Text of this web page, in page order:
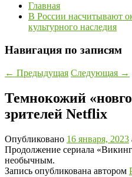
Главная
В России насчитывают
культурного наследия
Навигация по записям
← Предыдущая Следующая →
Темнокожий
зрителей Netflix
Опубликовано 16 января, 2023
Продолжение сериала
необычным.
Запись опубликована автором